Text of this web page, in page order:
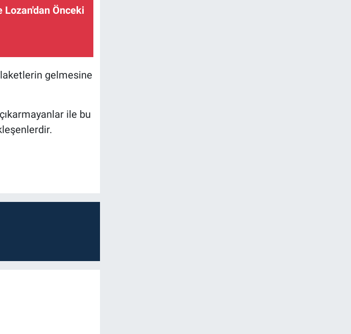
Lozan'dan Önceki
gelmesine
ile bu